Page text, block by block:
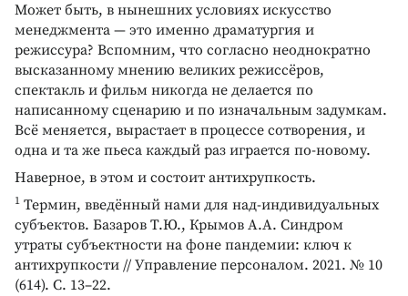
Может быть, в нынешних условиях искусство
менеджмента — это именно драматургия и
режиссура? Вспомним, что согласно неоднократно
высказанному мнению великих режиссёров,
спектакль и фильм никогда не делается по
написанному сценарию и по изначальным задумкам.
Всё меняется, вырастает в процессе сотворения, и
одна и та же пьеса каждый раз играется по-новому.
Наверное, в этом и состоит антихрупкость.
1 Термин, введённый нами для над-индивидуальных
субъектов. Базаров Т.Ю., Крымов А.А. Синдром
утраты субъектности на фоне пандемии: ключ к
антихрупкости // Управление персоналом. 2021. № 10
(614). С. 13–22.